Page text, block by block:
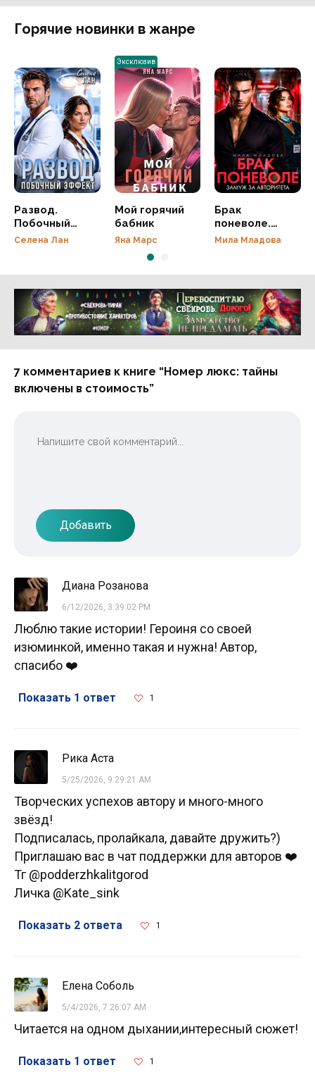
Горячие новинки в жанре
Развод.
Побочный
эффект
Селена Лан
Эксклюзив
Мой горячий
бабник
Яна Марс
Брак
поневоле.
Замуж за
Мила Младова
Реклама 16+ АО «ЛитГород»
7 комментариев к книге “Номер люкс: тайны
включены в стоимость”
Добавить
Диана Розанова
6/12/2026, 3:39:02 PM
Люблю такие истории! Героиня со своей
изюминкой, именно такая и нужна! Автор,
спасибо ❤️
Показать 1 ответ 1
Рика Аста
5/25/2026, 9:29:21 AM
Творческих успехов автору и много-много
звёзд!
Подписалась, пролайкала, давайте дружить?)
Приглашаю вас в чат поддержки для авторов ❤️
Тг @podderzhkalitgorod
Личка @Kate_sink
Показать 2 ответа 1
Елена Соболь
5/4/2026, 7:26:07 AM
Читается на одном дыхании,интересный сюжет!
Показать 1 ответ 1